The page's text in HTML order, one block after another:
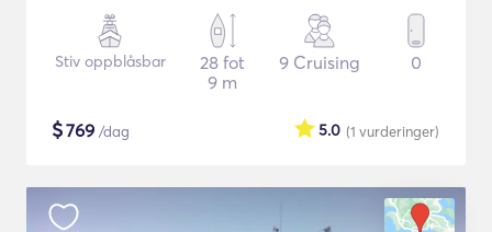
Stiv oppblåsbar
28 fot
9 m
9 Cruising 0
$769 /dag (1 vurderinger)
5.0